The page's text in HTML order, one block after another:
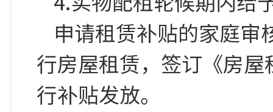
申请租赁补贴的家庭
行房屋租赁，签订《房
行补贴发放。